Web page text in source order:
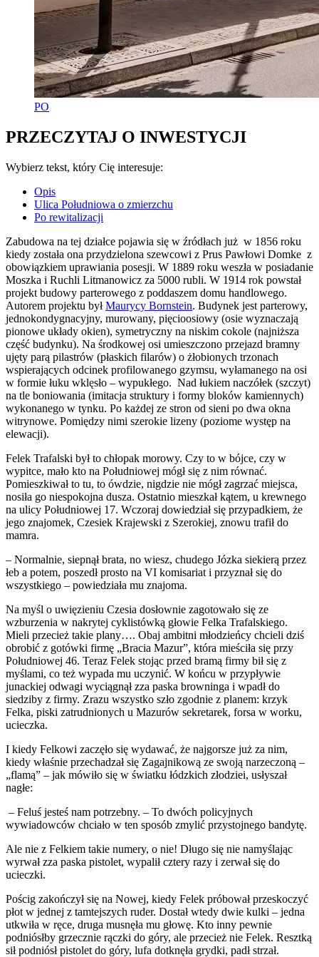
PO
PRZECZYTAJ O INWESTYCJI
Wybierz tekst, który Cię interesuje:
Opis
Ulica Południowa o zmierzchu
Po rewitalizacji
Zabudowa na tej działce pojawia się w źródłach już w 1856 roku
kiedy została ona przydzielona szewcowi z Prus Pawłowi Domke z
obowiązkiem uprawiania posesji. W 1889 roku weszła w posiadanie
Moszka i Ruchli Litmanowicz za 5000 rubli. W 1914 rok powstał
projekt budowy parterowego z poddaszem domu handlowego.
Autorem projektu byłMaurycy Bornstein. Budynek jest parterowy,
jednokondygnacyjny, murowany, pięcioosiowy (osie wyznaczają
pionowe układy okien), symetryczny na niskim cokole (najniższa
część budynku). Na środkowej osi umieszczono przejazd bramny
ujęty parą pilastrów (płaskich filarów) o żłobionych trzonach
wspierających odcinek profilowanego gzymsu, wyłamanego na osi
w formie łuku wklęsło – wypukłego. Nad łukiem naczółek (szczyt)
na tle boniowania (imitacja struktury i formy bloków kamiennych)
wykonanego w tynku. Po każdej ze stron od sieni po dwa okna
witrynowe. Pomiędzy nimi szerokie lizeny (poziome występ na
elewacji).
Felek Trafalski był to chłopak morowy. Czy to w bójce, czy w
wypitce, mało kto na Południowej mógł się z nim równać.
Pomieszkiwał to tu, to ówdzie, nigdzie nie mógł zagrzać miejsca,
nosiła go niespokojna dusza. Ostatnio mieszkał kątem, u krewnego
na ulicy Południowej 17. Wczoraj dowiedział się przypadkiem, że
jego znajomek, Czesiek Krajewski z Szerokiej, znowu trafił do
mamra.
– Normalnie, siepnął brata, no wiesz, chudego Józka siekierą przez
łeb a potem, poszedł prosto na VI komisariat i przyznał się do
wszystkiego – powiedziała mu znajoma.
Na myśl o uwięzieniu Czesia dosłownie zagotowało się ze
wzburzenia w nakrytej cyklistówką głowie Felka Trafalskiego.
Mieli przecież takie plany…. Obaj ambitni młodzieńcy chcieli dziś
obrobić z gotówki firmę „Bracia Mazur”, która mieściła się przy
Południowej 46. Teraz Felek stojąc przed bramą firmy bił się z
myślami, co też wypada mu uczynić. W końcu w przypływie
junackiej odwagi wyciągnął zza paska browninga i wpadł do
siedziby z firmy. Zrazu wszystko szło zgodnie z planem: krzyk
Felka, piski zatrudnionych u Mazurów sekretarek, forsa w worku,
ucieczka.
I kiedy Felkowi zaczęło się wydawać, że najgorsze już za nim,
kiedy właśnie przechadzał się Zagajnikową ze swoją narzeczoną –
„flamą” – jak mówiło się w światku łódzkich złodziei, usłyszał
nagłe:
– Feluś jesteś nam potrzebny. – To dwóch policyjnych
wywiadowców chciało w ten sposób zmylić przystojnego bandytę.
Ale nie z Felkiem takie numery, o nie! Długo się nie namyślając
wyrwał zza paska pistolet, wypalił cztery razy i zerwał się do
ucieczki.
Pościg zakończył się na Nowej, kiedy Felek próbował przeskoczyć
płot w jednej z tamtejszych ruder. Dostał wtedy dwie kulki – jedna
utkwiła w ręce, druga musnęła mu głowę. Kto inny pewnie
podniósłby grzecznie rączki do góry, ale przecież nie Felek. Resztką
sił podniósł pistolet do góry, lufa dotknęła grydki, padł strzał.